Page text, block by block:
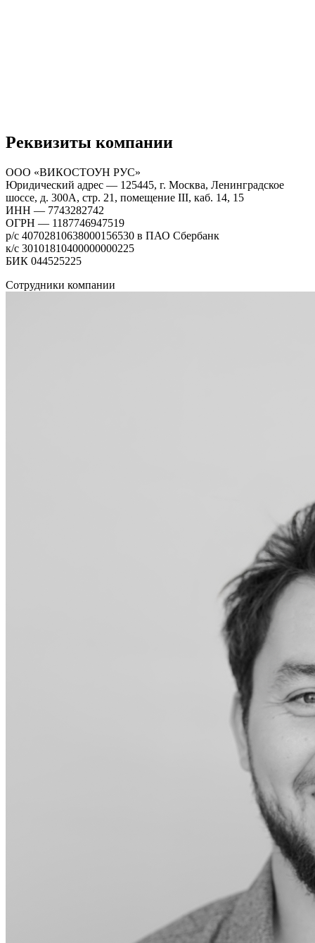
Реквизиты компании
ООО «ВИКОСТОУН РУС»
Юридический адрес — 125445, г. Москва, Ленинградское
шоссе, д. 300А, стр. 21, помещение III, каб. 14, 15
ИНН — 7743282742
ОГРН — 1187746947519
р/с 40702810638000156530 в ПАО Сбербанк
к/с 30101810400000000225
БИК 044525225
Сотрудники компании